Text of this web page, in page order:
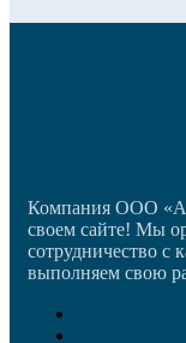
Компания ООО
своем сайте! Мы
сотрудничество
выполняем свою